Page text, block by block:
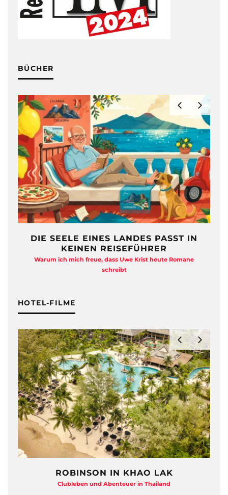
BÜCHER
DIE SEELE EINES LANDES PASST IN
KEINEN REISEFÜHRER
Warum ich mich freue, dass Uwe Krist heute Romane
schreibt
HOTEL-FILME
ROBINSON IN KHAO LAK
Clubleben und Abenteuer in Thailand